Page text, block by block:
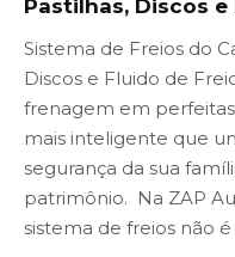
Pastilhas, Discos
Sistema de Freios do
Discos e Fluido de
frenagem em
mais inteligente que
segurança da sua
patrimônio. Na ZAP
sistema de freios não